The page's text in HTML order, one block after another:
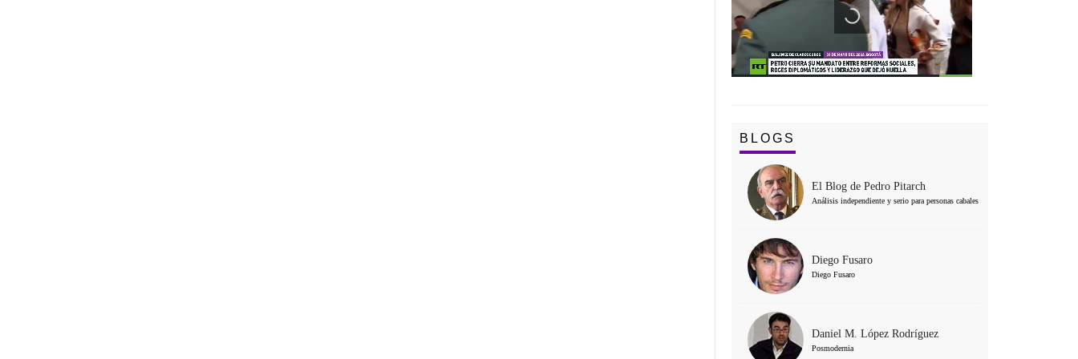
BLOGS
El Blog de Pedro Pitarch
Análisis independiente y serio para personas cabales
Diego Fusaro
Diego Fusaro
Daniel M. López Rodríguez
Posmodernia